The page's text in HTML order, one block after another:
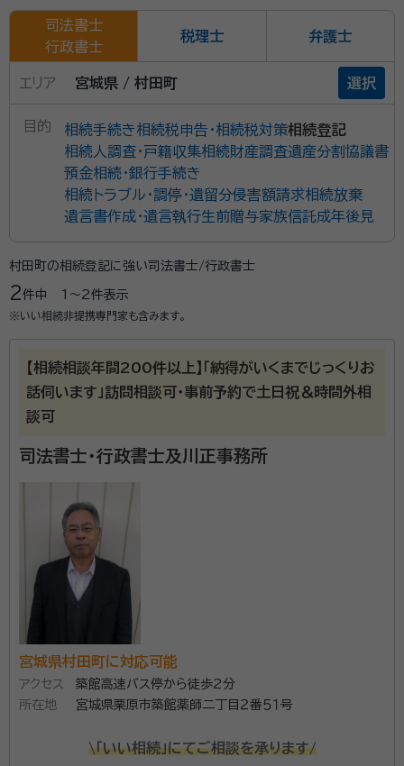
司法書士
行政書士
税理士 弁護士
エリア 宮城県 / 村田町 選択
目的 相続手続き相続税申告・相続税対策相続登記
相続人調査・戸籍収集相続財産調査遺産分割協議書
預金相続・銀行手続き
相続トラブル・調停・遺留分侵害額請求相続放棄
遺言書作成・遺言執行生前贈与家族信託成年後見
村田町の相続登記に強い司法書士/行政書士
2件中 1〜2件表示
※いい相続非提携専門家も含みます。
【相続相談年間200件以上】「納得がいくまでじっくりお
話伺います」訪問相談可・事前予約で土日祝＆時間外相
談可
司法書士・行政書士及川正事務所
宮城県村田町に対応可能
アクセス
築館高速バス停から徒歩2分
所在地
宮城県栗原市築館薬師二丁目２番５１号
\「いい相続」にてご相談を承ります/